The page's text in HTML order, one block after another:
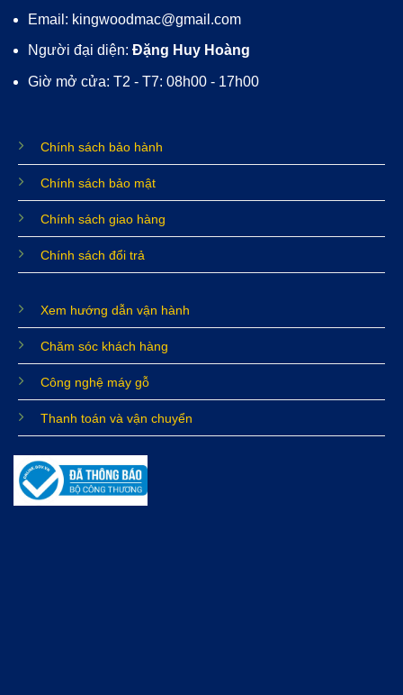
Email: kingwoodmac@gmail.com
Người đại diện: Đặng Huy Hoàng
Giờ mở cửa: T2 - T7: 08h00 - 17h00
Chính sách bảo hành
Chính sách bảo mật
Chính sách giao hàng
Chính sách đổi trả
Xem hướng dẫn vận hành
Chăm sóc khách hàng
Công nghệ máy gỗ
Thanh toán và vận chuyển